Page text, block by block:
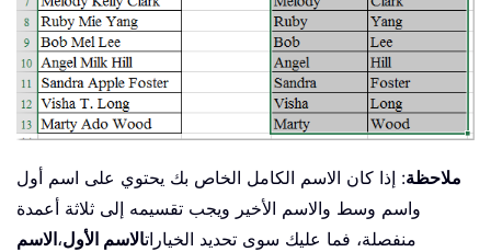
ملاحظة: إذا كان الاسم الكامل الخاص بك يحتوي على اسم أول
واسم وسط والاسم الأخير ويجب تقسيمه إلى ثلاثة أعمدة
منفصلة، فما عليك سوى تحديد الخياراتالاسم الأول،الاسم